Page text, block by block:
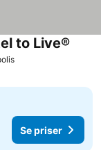
to Live®
Se priser